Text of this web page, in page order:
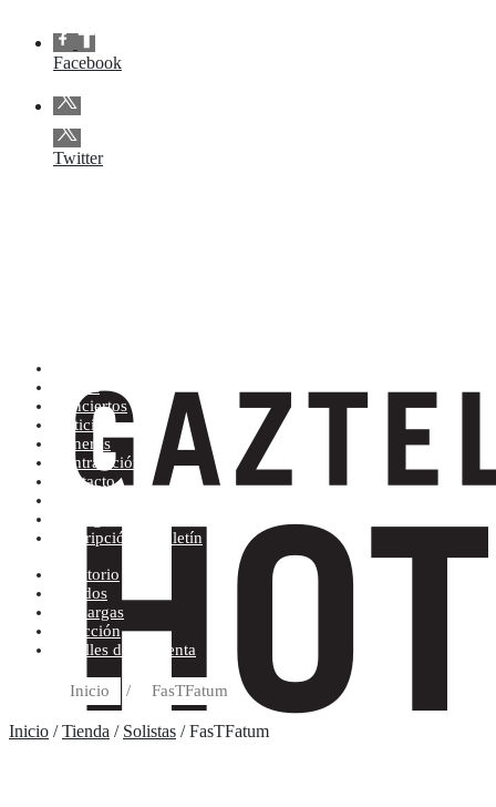
Facebook
Twitter
Tienda
Conciertos
Noticias
Géneros
Contratación
Contacto
Suscripción al boletín
Escritorio
Pedidos
Descargas
Dirección
Detalles de la cuenta
Inicio / FasTFatum
Inicio /Tienda / Solistas / FasTFatum